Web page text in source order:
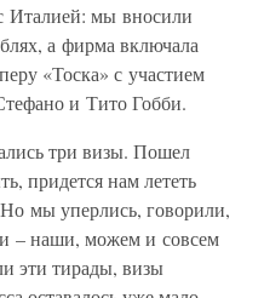
Италией: мы вносили
а фирма включала
«Тоска» с участием
и Тито Гобби.
три визы. Пошел
придется нам лететь
мы уперлись, говорили,
– наши, можем и совсем
эти тирады, визы